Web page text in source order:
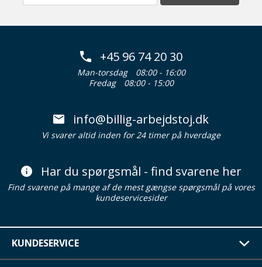
+45 96 74 20 30
Man-torsdag
08:00 - 16:00
Fredag
08:00 - 15:00
info@billig-arbejdstoj.dk
Vi svarer altid inden for 24 timer på hverdage
Har du spørgsmål - find svarene her
Find svarene på mange af de mest gængse spørgsmål på vores
kundeservicesider
KUNDESERVICE